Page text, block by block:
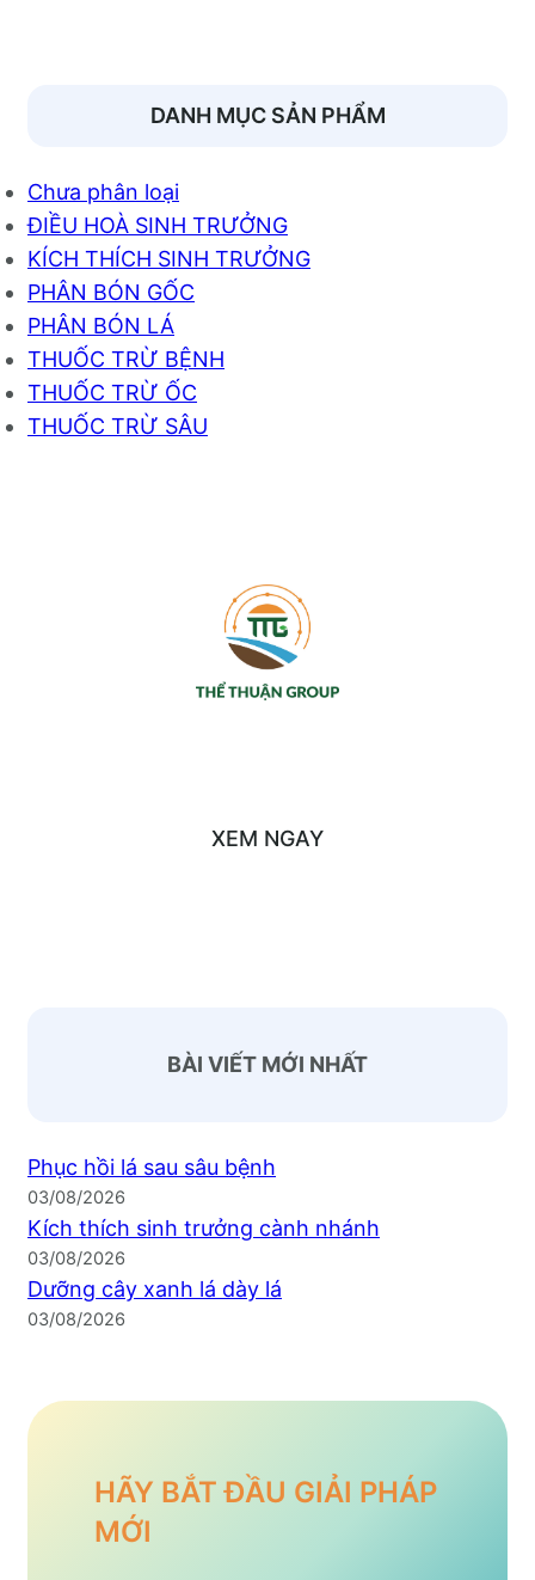
DANH MỤC SẢN PHẨM
Chưa phân loại
ĐIỀU HOÀ SINH TRƯỞNG
KÍCH THÍCH SINH TRƯỞNG
PHÂN BÓN GỐC
PHÂN BÓN LÁ
THUỐC TRỪ BỆNH
THUỐC TRỪ ỐC
THUỐC TRỪ SÂU
XEM NGAY
BÀI VIẾT MỚI NHẤT
Phục hồi lá sau sâu bệnh
03/08/2026
Kích thích sinh trưởng cành nhánh
03/08/2026
Dưỡng cây xanh lá dày lá
03/08/2026
HÃY BẮT ĐẦU GIẢI PHÁP
MỚI